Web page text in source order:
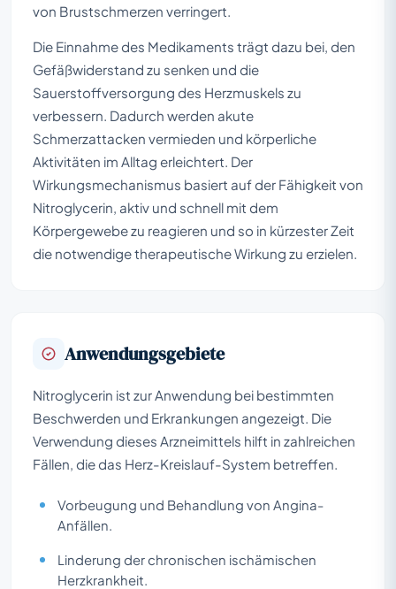
von Brustschmerzen verringert.
Die Einnahme des Medikaments trägt dazu bei, den
Gefäßwiderstand zu senken und die
Sauerstoffversorgung des Herzmuskels zu
verbessern. Dadurch werden akute
Schmerzattacken vermieden und körperliche
Aktivitäten im Alltag erleichtert. Der
Wirkungsmechanismus basiert auf der Fähigkeit von
Nitroglycerin, aktiv und schnell mit dem
Körpergewebe zu reagieren und so in kürzester Zeit
die notwendige therapeutische Wirkung zu erzielen.
Anwendungsgebiete
Nitroglycerin ist zur Anwendung bei bestimmten
Beschwerden und Erkrankungen angezeigt. Die
Verwendung dieses Arzneimittels hilft in zahlreichen
Fällen, die das Herz-Kreislauf-System betreffen.
Vorbeugung und Behandlung von Angina-
Anfällen.
Linderung der chronischen ischämischen
Herzkrankheit.